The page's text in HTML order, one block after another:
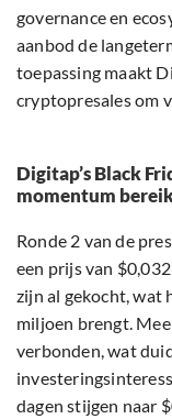
Ronde 2 van de
een prijs van
zijn al gekocht, wat
miljoen brengt.
dagen stijgen naar